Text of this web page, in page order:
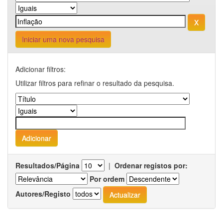
Iniciar uma nova pesquisa
Adicionar filtros:
Utilizar filtros para refinar o resultado da pesquisa.
Resultados/Página | Ordenar registos por:
Por ordem
Autores/Registo